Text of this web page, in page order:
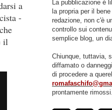
a
-
il
La pubblicazione è
la propria per il
redazione, non c'è
controllo sui
semplice blog, un
Chiunque, tuttavia,
diffamato o
di procedere a
prontamente rimossi.